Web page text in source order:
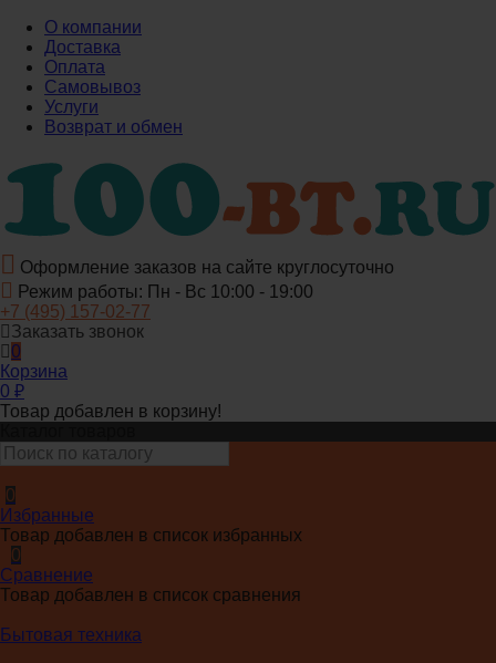
О компании
Доставка
Оплата
Самовывоз
Услуги
Возврат и обмен
Оформление заказов на сайте круглосуточно
Режим работы: Пн - Вс 10:00 - 19:00
+7 (495) 157-02-77
Заказать звонок
0
Корзина
0 ₽
Товар добавлен в корзину!
0
Избранные
Товар добавлен в список избранных
0
Сравнение
Товар добавлен в список сравнения
Бытовая техника